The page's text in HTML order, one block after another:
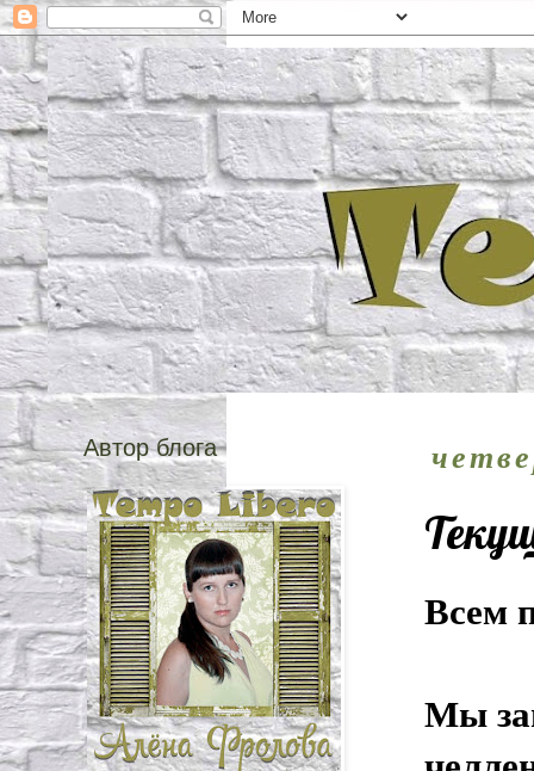
Всем
Мы
Автор блога